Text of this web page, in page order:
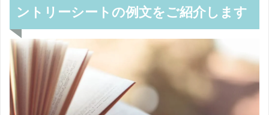
ントリーシートの例文をご紹介します